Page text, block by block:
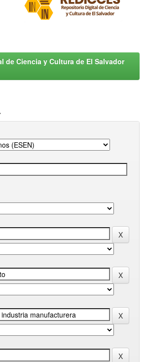
de Ciencia y Cultura de El Salvador